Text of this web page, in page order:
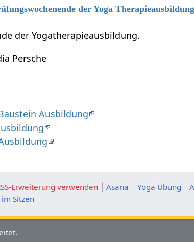
der Yoga Therapieausbildung
der Yogatherapieausbildung.
Persche
Ausbildung
Erweiterung verwenden Asana Yoga Übung
Sitzen